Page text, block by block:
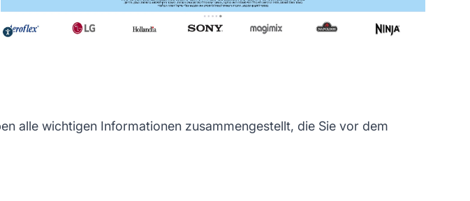
alle wichtigen Informationen zusammengestellt, die Sie vor dem